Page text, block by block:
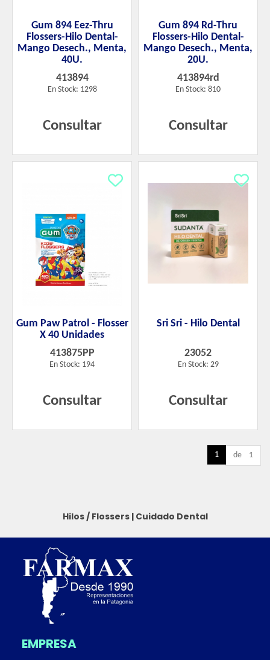
Gum 894 Eez-Thru
Flossers-Hilo Dental-
Mango Desech., Menta,
40U.
413894
En Stock: 1298
Consultar
Gum 894 Rd-Thru
Flossers-Hilo Dental-
Mango Desech., Menta,
20U.
413894rd
En Stock: 810
Consultar
Gum Paw Patrol - Flosser
X 40 Unidades
413875PP
En Stock: 194
Consultar
Sri Sri - Hilo Dental
23052
En Stock: 29
Consultar
1 de 1
Hilos / Flossers| Cuidado Dental
EMPRESA